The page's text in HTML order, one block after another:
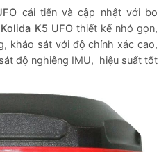
cải tiến và cập nhật với bo
Kolida K5 UFO thiết kế nhỏ gọn,
khảo sát với độ chính xác cao,
độ nghiêng IMU, hiệu suất tốt